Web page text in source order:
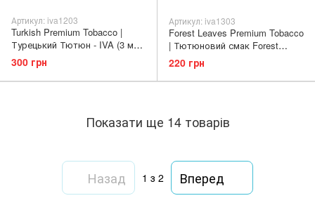
Артикул: iva1203
Turkish Premium Tobacco |
Турецький Тютюн - IVA (3 мг |
60 мл)
300 грн
Артикул: iva1303
Forest Leaves Premium Tobacco
| Тютюновий смак Forest
Leaves - IVA (3 мг | 60 мл)
220 грн
Показати ще 14 товарів
Назад 1 з 2 Вперед